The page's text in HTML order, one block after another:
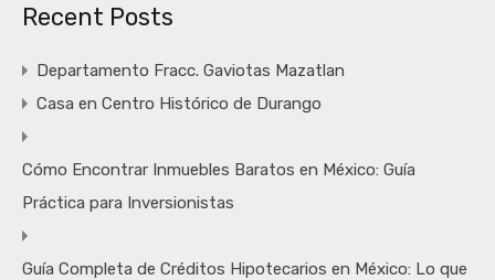
Recent Posts
Departamento Fracc. Gaviotas Mazatlan
Casa en Centro Histórico de Durango
Cómo Encontrar Inmuebles Baratos en México: Guía
Práctica para Inversionistas
Guía Completa de Créditos Hipotecarios en México: Lo que